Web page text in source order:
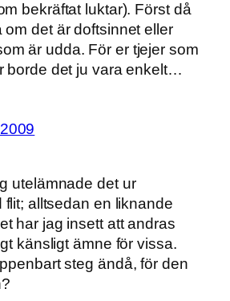
bekräftat luktar). Först då
om det är doftsinnet eller
är udda. För er tjejer som
borde det ju vara enkelt…
utelämnade det ur
flit; alltsedan en liknande
har jag insett att andras
känsligt ämne för vissa.
steg ändå, för den